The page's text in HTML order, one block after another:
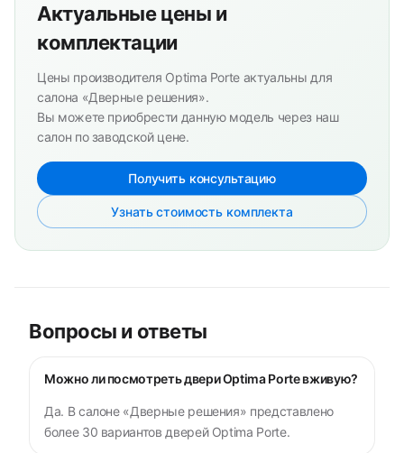
Актуальные цены и
комплектации
Цены производителя Optima Porte актуальны для
салона «Дверные решения».
Вы можете приобрести данную модель через наш
салон по заводской цене.
Получить консультацию
Узнать стоимость комплекта
Вопросы и ответы
Можно ли посмотреть двери Optima Porte вживую?
Да. В салоне «Дверные решения» представлено
более 30 вариантов дверей Optima Porte.